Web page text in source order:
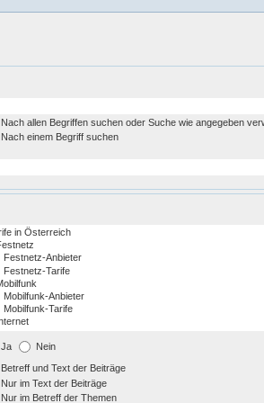
Nach allen Begriffen suchen oder Suche wie angegeben
Nach einem Begriff suchen
Ja Nein
Betreff und Text der Beiträge
Nur im Text der Beiträge
Nur im Betreff der Themen